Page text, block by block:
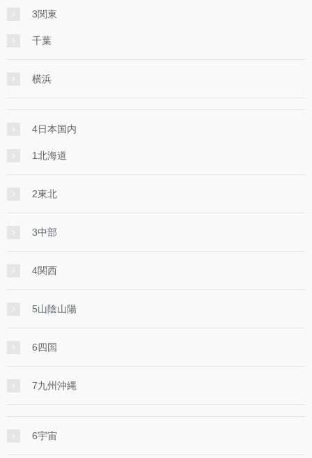
3関東
千葉
横浜
4日本国内
1北海道
2東北
3中部
4関西
5山陰山陽
6四国
7九州沖縄
6宇宙